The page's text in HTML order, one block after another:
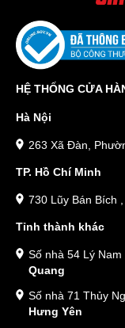
HỆ THỐNG CỬA
Hà Nội
263 Xã Đàn,
TP. Hồ Chí Minh
730 Lũy Bán Bích
Tỉnh thành khác
Số nhà 54 Lý
Quang
Số nhà 71 Thủy
Hưng Yên